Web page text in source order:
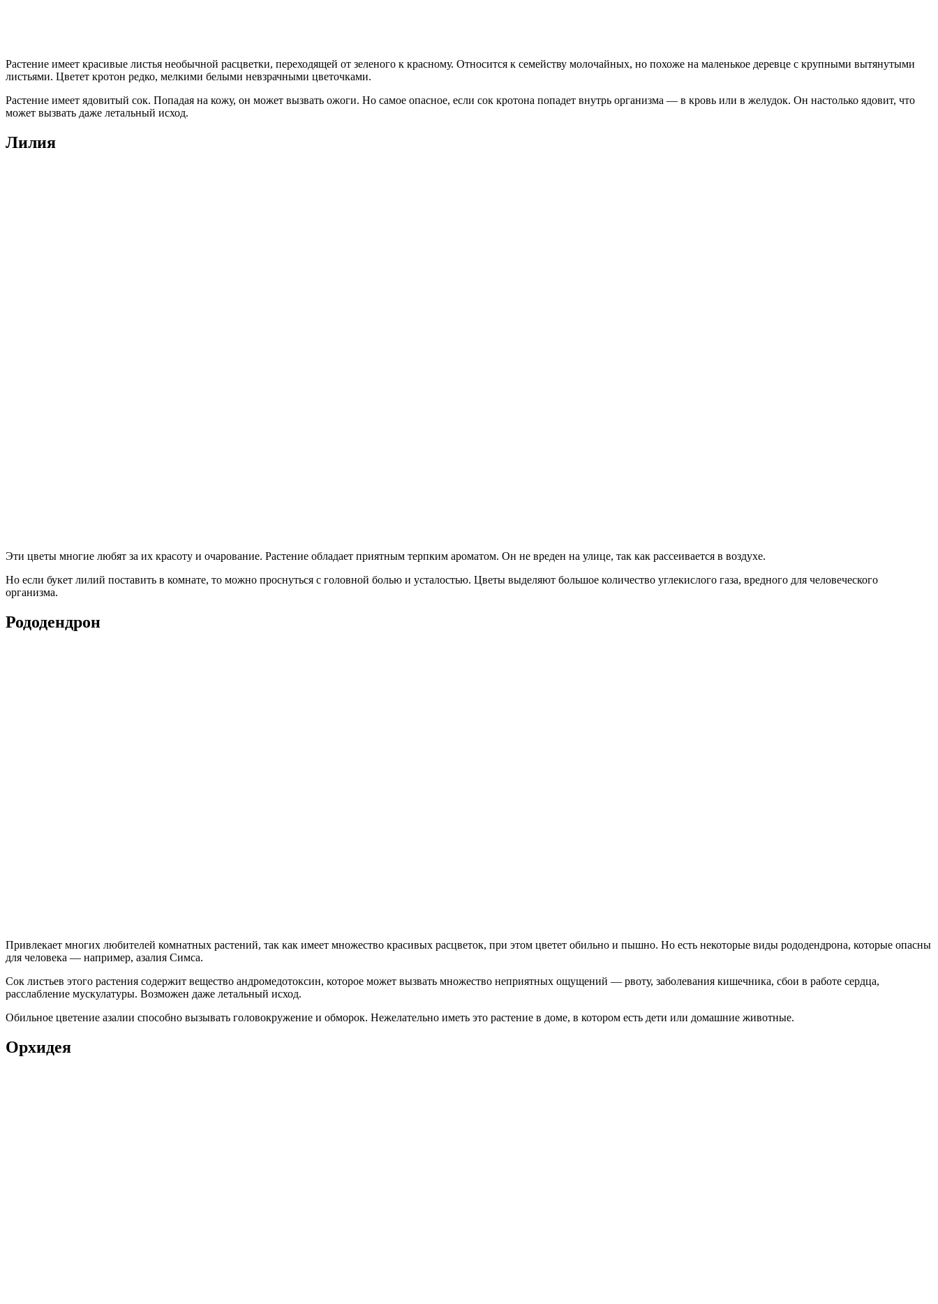
Растение имеет красивые листья необычной расцветки, переходящей от зеленого к красному. Относится к семейству молочайных, но похоже на маленькое деревце с крупными вытянутыми
листьями. Цветет кротон редко, мелкими белыми невзрачными цветочками.
Растение имеет ядовитый сок. Попадая на кожу, он может вызвать ожоги. Но самое опасное, если сок кротона попадет внутрь организма — в кровь или в желудок. Он настолько ядовит, что
может вызвать даже летальный исход.
Лилия
Эти цветы многие любят за их красоту и очарование. Растение обладает приятным терпким ароматом. Он не вреден на улице, так как рассеивается в воздухе.
Но если букет лилий поставить в комнате, то можно проснуться с головной болью и усталостью. Цветы выделяют большое количество углекислого газа, вредного для человеческого
организма.
Рододендрон
Привлекает многих любителей комнатных растений, так как имеет множество красивых расцветок, при этом цветет обильно и пышно. Но есть некоторые виды рододендрона, которые опасны
для человека — например, азалия Симса.
Сок листьев этого растения содержит вещество андромедотоксин, которое может вызвать множество неприятных ощущений — рвоту, заболевания кишечника, сбои в работе сердца,
расслабление мускулатуры. Возможен даже летальный исход.
Обильное цветение азалии способно вызывать головокружение и обморок. Нежелательно иметь это растение в доме, в котором есть дети или домашние животные.
Орхидея